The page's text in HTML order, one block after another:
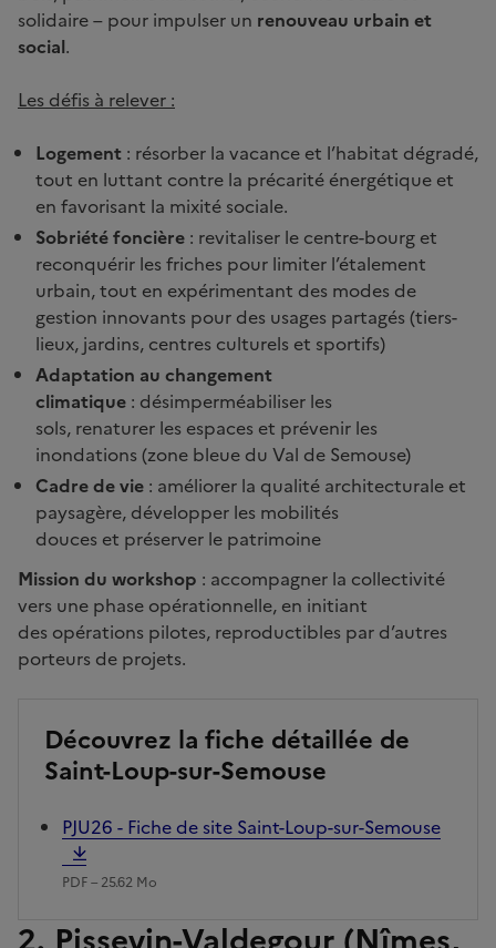
solidaire – pour impulser un renouveau urbain et
social.
Les défis à relever :
Logement : résorber la vacance et l’habitat dégradé,
tout en luttant contre la précarité énergétique et
en favorisant la mixité sociale.
Sobriété foncière : revitaliser le centre-bourg et
reconquérir les friches pour limiter l’étalement
urbain, tout en expérimentant des modes de
gestion innovants pour des usages partagés (tiers-
lieux, jardins, centres culturels et sportifs)
Adaptation au changement
climatique : désimperméabiliser les
sols, renaturer les espaces et prévenir les
inondations (zone bleue du Val de Semouse)
Cadre de vie : améliorer la qualité architecturale et
paysagère, développer les mobilités
douces et préserver le patrimoine
Mission du workshop : accompagner la collectivité
vers une phase opérationnelle, en initiant
des opérations pilotes, reproductibles par d’autres
porteurs de projets.
Découvrez la fiche détaillée de
Saint-Loup-sur-Semouse
PJU26 - Fiche de site Saint-Loup-sur-Semouse
PDF – 25.62 Mo